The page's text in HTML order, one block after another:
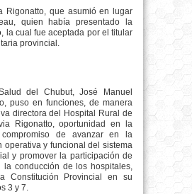
Rigonatto, que asumió en lugar
quien había presentado la
la cual fue aceptada por el titular
provincial.
del Chubut, José Manuel
puso en funciones, de manera
directora del Hospital Rural de
Rigonatto, oportunidad en la
de avanzar en la
operativa y funcional del sistema
y promover la participación de
la conducción de los hospitales,
Constitución Provincial en su
3 y 7.